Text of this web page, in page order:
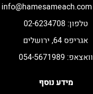
מידע נוסף
info@hamesameach.com
טלפון: 02-6234708
אגריפס 64, ירושלים
וואצאפ: 054-5671989